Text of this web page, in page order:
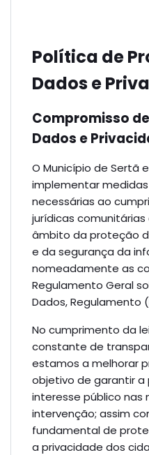
Política de
Dados e
Compromisso
Dados e
O Município de Sertã
implementar
necessárias ao
jurídicas
âmbito da proteção
e da segurança da
nomeadamente as
Regulamento Geral
Dados, Regulamento
No cumprimento da
constante de
estamos a melhorar
objetivo de garantir a
interesse público nas
intervenção; assim
fundamental de
a privacidade dos